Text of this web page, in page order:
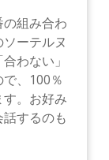
組み合わ
ーテルヌ
わない」
、100％
。お好み
するのも